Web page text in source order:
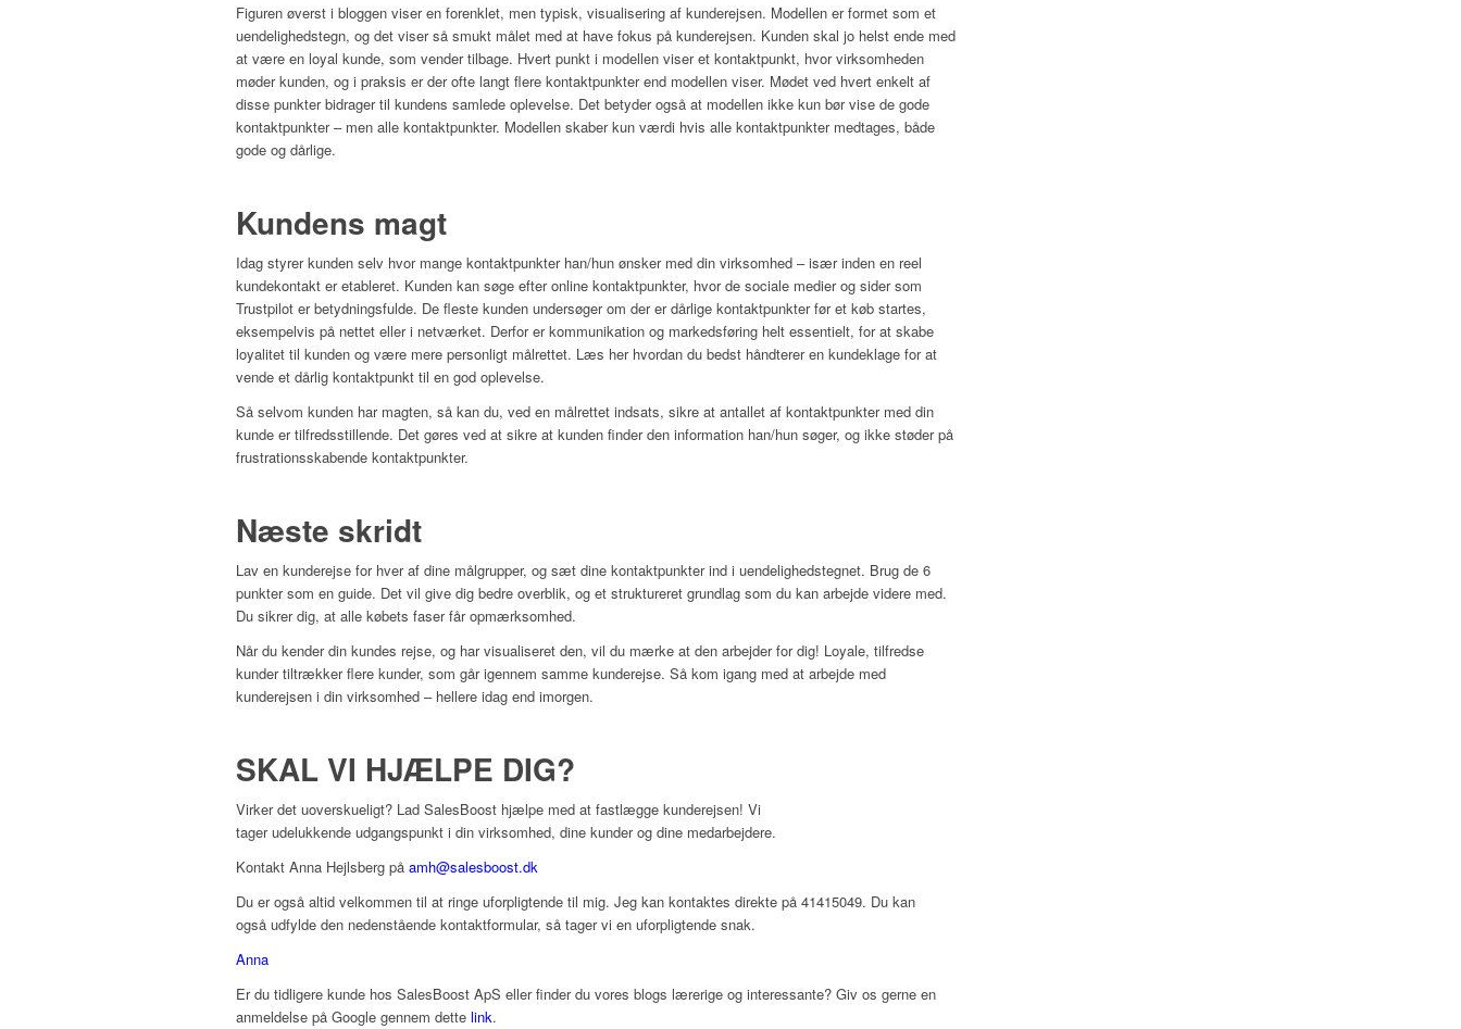
Figuren øverst i bloggen viser en forenklet, men typisk, visualisering af kunderejsen. Modellen er formet som et
uendelighedstegn, og det viser så smukt målet med at have fokus på kunderejsen. Kunden skal jo helst ende med
at være en loyal kunde, som vender tilbage. Hvert punkt i modellen viser et kontaktpunkt, hvor virksomheden
møder kunden, og i praksis er der ofte langt flere kontaktpunkter end modellen viser. Mødet ved hvert enkelt af
disse punkter bidrager til kundens samlede oplevelse. Det betyder også at modellen ikke kun bør vise de gode
kontaktpunkter – men alle kontaktpunkter. Modellen skaber kun værdi hvis alle kontaktpunkter medtages, både
gode og dårlige.
Kundens magt
Idag styrer kunden selv hvor mange kontaktpunkter han/hun ønsker med din virksomhed – især inden en reel
kundekontakt er etableret. Kunden kan søge efter online kontaktpunkter, hvor de sociale medier og sider som
Trustpilot er betydningsfulde. De fleste kunden undersøger om der er dårlige kontaktpunkter før et køb startes,
eksempelvis på nettet eller i netværket. Derfor er kommunikation og markedsføring helt essentielt, for at skabe
loyalitet til kunden og være mere personligt målrettet. Læs her hvordan du bedst håndterer en kundeklage for at
vende et dårlig kontaktpunkt til en god oplevelse.
Så selvom kunden har magten, så kan du, ved en målrettet indsats, sikre at antallet af kontaktpunkter med din
kunde er tilfredsstillende. Det gøres ved at sikre at kunden finder den information han/hun søger, og ikke støder på
frustrationsskabende kontaktpunkter.
Næste skridt
Lav en kunderejse for hver af dine målgrupper, og sæt dine kontaktpunkter ind i uendelighedstegnet. Brug de 6
punkter som en guide. Det vil give dig bedre overblik, og et struktureret grundlag som du kan arbejde videre med.
Du sikrer dig, at alle købets faser får opmærksomhed.
Når du kender din kundes rejse, og har visualiseret den, vil du mærke at den arbejder for dig! Loyale, tilfredse
kunder tiltrækker flere kunder, som går igennem samme kunderejse. Så kom igang med at arbejde med
kunderejsen i din virksomhed – hellere idag end imorgen.
SKAL VI HJÆLPE DIG?
Virker det uoverskueligt? Lad SalesBoost hjælpe med at fastlægge kunderejsen! Vi
tager udelukkende udgangspunkt i din virksomhed, dine kunder og dine medarbejdere.
Kontakt Anna Hejlsberg på amh@salesboost.dk
Du er også altid velkommen til at ringe uforpligtende til mig. Jeg kan kontaktes direkte på 41415049. Du kan
også udfylde den nedenstående kontaktformular, så tager vi en uforpligtende snak.
Anna
Er du tidligere kunde hos SalesBoost ApS eller finder du vores blogs lærerige og interessante? Giv os gerne en
anmeldelse på Google gennem dette link.